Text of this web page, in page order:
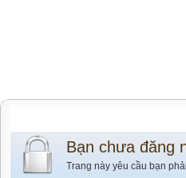
Bạn chưa đăng
Trang này yêu cầu bạn